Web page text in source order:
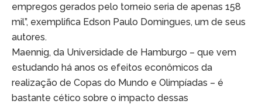
empregos gerados pelo torneio seria de apenas 158
mil”, exemplifica Edson Paulo Domingues, um de seus
autores.
Maennig, da Universidade de Hamburgo – que vem
estudando há anos os efeitos econômicos da
realização de Copas do Mundo e Olimpíadas – é
bastante cético sobre o impacto dessas